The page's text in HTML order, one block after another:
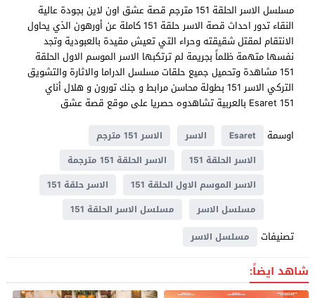
مسلسل الاسر الحلقة 151 مترجم قصة عشق اون لاين بجودة عالية
النقاء تدور احداث قصة الاسر حلقة 151 كاملة عن أورهون الذي يحاول
الانتقام لمقتل شقيقته وحراء التي تعيش مقيدة بالعبودية وتجد
نفسها متهمة ظلماً بجريمة لم ترتكبها الاسر الموسم الاول الحلقة
151 مشاهدة وتحميل جميع حلقات مسلسل الدراما والاثارة والتشويق
التركي الاسر 151 بطولة محاسن مرابط و جنك تورون و هلال أناي
Esaret 151 بالعربية تشاهدوه حصريا على موقع قصة عشق
اوسمة
Esaret الاسر
الاسر 151 مترجم
الاسر الحلقة 151
الاسر الحلقة 151 مترجمة
الاسر الموسم الاول الحلقة 151
الاسر حلقة 151
مسلسل الاسر
مسلسل الاسر الحلقة 151
تصنيفات مسلسل الاسر
شاهد ايضاً: